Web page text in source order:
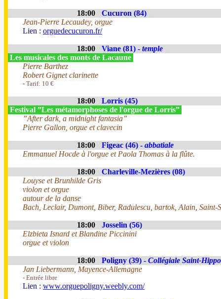
18:00
Cucuron (84)
Jean-Pierre Lecaudey, orgue
Lien : orguedecucuron.fr/
18:00 Viane (81) - temple
Les musicales des monts de Lacaune
Pierre Barthez
Robert Gignet clarinette
- Tarif: 10 €
18:00
Lorris (45)
Festival ”Les métamorphoses de l'orgue de Lorris”
”After dark, a midnight fantasia”
Pierre Gallon, orgue et clavecin
18:00 Figeac (46) - abbatiale
Emmanuel Hocde à l'orgue et Paola Thomas à la flûte.
18:00
Charleville-Mezières (08)
Louyse et Brunhilde Gris
violon et orgue
autour de la danse
Bach, Leclair, Dumont, Biber, Radulescu, bartok, Alain, Saint-
18:00
Josselin (56)
Elzbieta Isnard et Blandine Piccinini
orgue et violon
18:00 Poligny (39) - Collégiale Saint-
Jan Liebermann, Mayence-Allemagne
- Entrée libre
Lien : www.orguepoligny.weebly.com/